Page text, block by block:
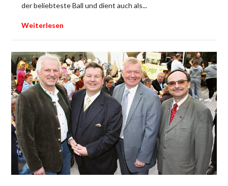
der beliebteste Ball und dient auch als...
Weiterlesen